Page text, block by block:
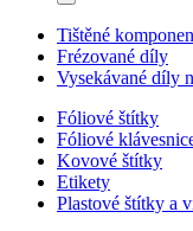
Tištěné
Frézované díly
Vysekávané díly
Fóliové štítky
Fóliové
Kovové štítky
Etikety
Plastové štítky a